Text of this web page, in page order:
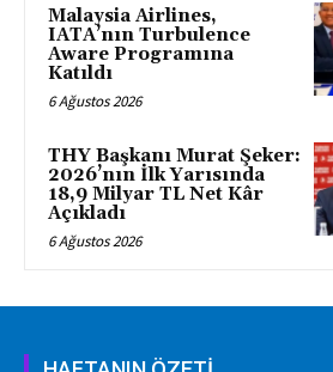
Malaysia Airlines,
IATA’nın Turbulence
Aware Programına
Katıldı
6 Ağustos 2026
THY Başkanı Murat Şeker:
2026’nın İlk Yarısında
18,9 Milyar TL Net Kâr
Açıkladı
6 Ağustos 2026